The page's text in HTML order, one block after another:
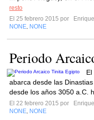
resto
El 25 febrero 2015 por
Enrique
NONE NONE
Periodo
El
abarca desde las
desde los años 3050 a.C.
El 22 febrero 2015 por
Enrique
NONE NONE